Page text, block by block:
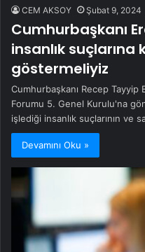
CEM AKSOY Şubat 9, 2024
Cumhurbaşkanı
insanlık suçlarına
göstermeliyiz
Cumhurbaşkanı Recep
Forumu 5. Genel Kurulu'na
işlediği insanlık suçlarının ve
Devamını Oku »